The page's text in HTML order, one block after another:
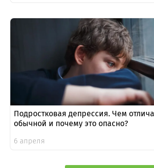
Подростковая депрессия. Чем
обычной и почему это опасно?
6 апреля